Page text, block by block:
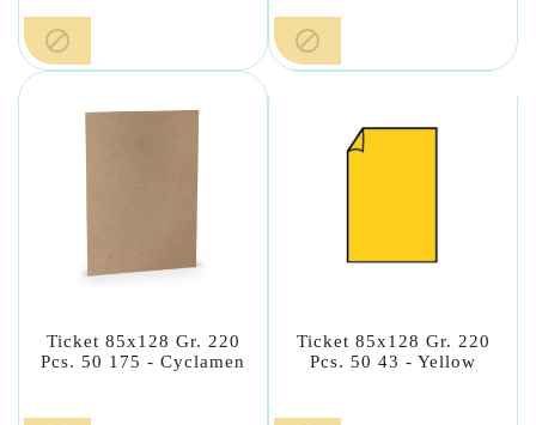
 
Ticket 85x128 Gr. 220
Pcs. 50 175 - Cyclamen
Ticket 85x128 Gr. 220
Pcs. 50 43 - Yellow